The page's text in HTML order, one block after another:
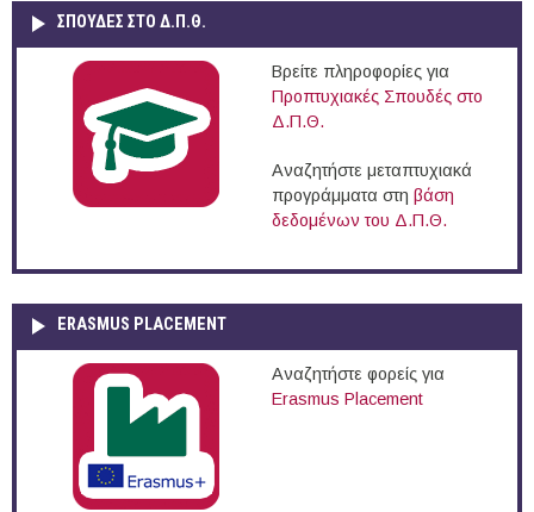
ΣΠΟΥΔΈΣ ΣΤΟ Δ.Π.Θ.
Βρείτε πληροφορίες για
Προπτυχιακές Σπουδές στο
Δ.Π.Θ.
Αναζητήστε μεταπτυχιακά
προγράμματα στη βάση
δεδομένων του Δ.Π.Θ.
ERASMUS PLACEMENT
Αναζητήστε φορείς για
Erasmus Placement